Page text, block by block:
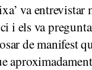
va entrevistar
i els va
de manifest